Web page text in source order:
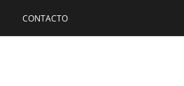
CONTACTO